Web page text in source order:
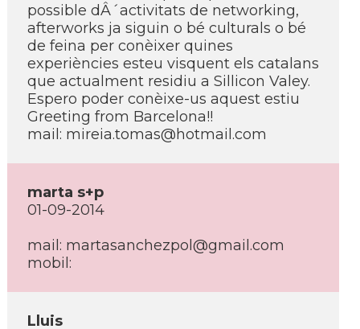
possible dÂ´activitats de networking,
afterworks ja siguin o bé culturals o bé
de feina per conèixer quines
experiències esteu visquent els catalans
que actualment residiu a Sillicon Valey.
Espero poder conèixe-us aquest estiu
Greeting from Barcelona!!
mail: mireia.tomas@hotmail.com
marta s+p
01-09-2014
mail: martasanchezpol@gmail.com
mobil:
Lluis